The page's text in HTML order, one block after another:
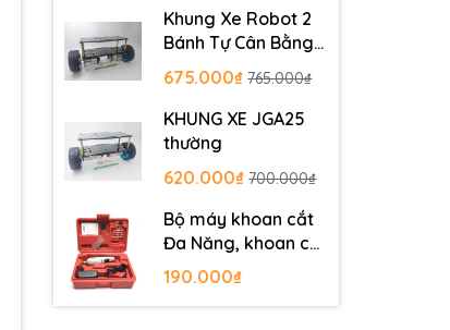
Khung Xe Robot 2
Bánh Tự Cân Bằng
JGB37-520
675.000₫ 765.000₫
KHUNG XE JGA25
thường
620.000₫ 700.000₫
Bộ máy khoan cắt
Đa Năng, khoan cắt
PCB, khoan mạch
190.000₫